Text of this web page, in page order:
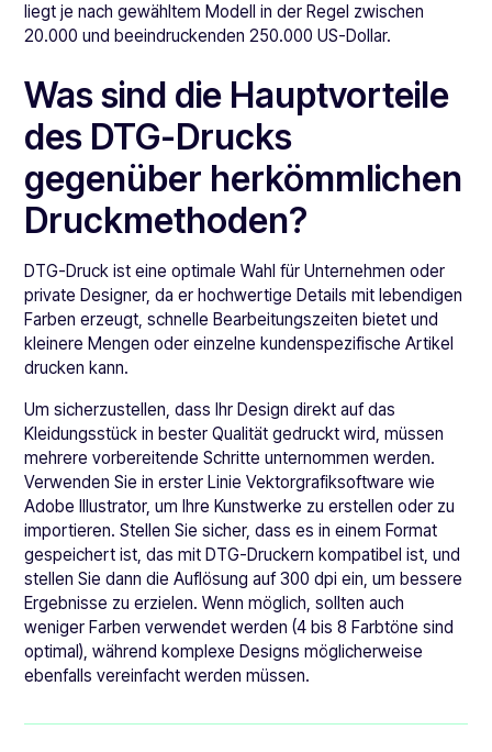
liegt je nach gewähltem Modell in der Regel zwischen
20.000 und beeindruckenden 250.000 US-Dollar.
Was sind die Hauptvorteile
des DTG-Drucks
gegenüber herkömmlichen
Druckmethoden?
DTG-Druck ist eine optimale Wahl für Unternehmen oder
private Designer, da er hochwertige Details mit lebendigen
Farben erzeugt, schnelle Bearbeitungszeiten bietet und
kleinere Mengen oder einzelne kundenspezifische Artikel
drucken kann.
Um sicherzustellen, dass Ihr Design direkt auf das
Kleidungsstück in bester Qualität gedruckt wird, müssen
mehrere vorbereitende Schritte unternommen werden.
Verwenden Sie in erster Linie Vektorgrafiksoftware wie
Adobe Illustrator, um Ihre Kunstwerke zu erstellen oder zu
importieren. Stellen Sie sicher, dass es in einem Format
gespeichert ist, das mit DTG-Druckern kompatibel ist, und
stellen Sie dann die Auflösung auf 300 dpi ein, um bessere
Ergebnisse zu erzielen. Wenn möglich, sollten auch
weniger Farben verwendet werden (4 bis 8 Farbtöne sind
optimal), während komplexe Designs möglicherweise
ebenfalls vereinfacht werden müssen.